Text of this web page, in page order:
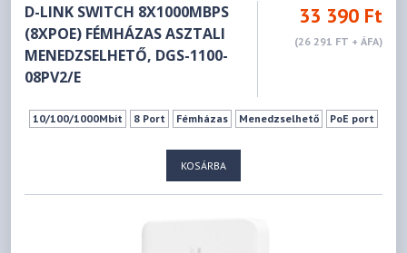
D-LINK SWITCH 8X1000MBPS
(8XPOE) FÉMHÁZAS ASZTALI
MENEDZSELHETŐ, DGS-1100-
08PV2/E
33 390 Ft
(26 291 FT + ÁFA)
10/100/1000Mbit 8 Port Fémházas Menedzselhető PoE port
KOSÁRBA